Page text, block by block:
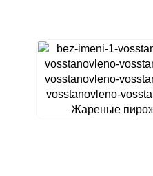
Жареные